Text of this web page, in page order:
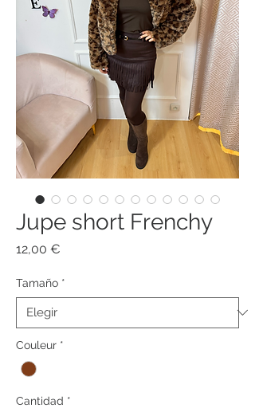
Jupe short Frenchy
12,00 €
Tamaño *
Couleur *
Cantidad *